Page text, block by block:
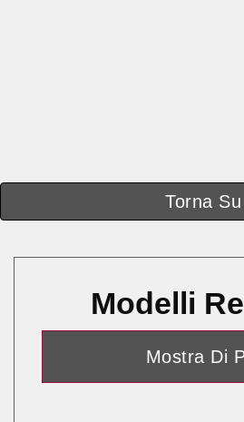
Torna Su
Modelli
Mostra Di